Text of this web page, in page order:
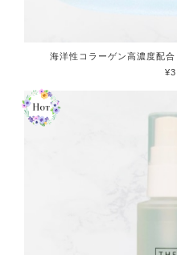
海洋性コラーゲン高濃度配